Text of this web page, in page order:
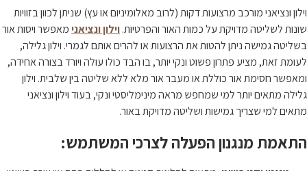
וילון ונציאני מורכב מרצועות דקות (לרוב מאלומיניום או עץ) שניתן לכוון בזוויות
שונות לשליטה מדויקת על כמות האור והפרטיות.וילון ונציאני מאפשר ויסות אור
בשליטה גמישה ניתן להטות את הרצועות או להרים אותם לגמרי. וילון גלילה,
לעומת זאת, מציע פתרון פשוט ונקי יותר, בו הבד כולו עולה ויורד בצורה אחידה,
ומאפשר חסימת אור כוללת או מעבר אור מלא ללא שליטה בין שלבית. וילון
גלילה מתאים יותר למי שמחפש מראה מינימליסטי ונקי, בעוד וילון ונציאני
מתאים למי שצריך גמישות ושליטה מדויקת באור.
התאמת מנגנון הפעלה לצרכי המשתמש: